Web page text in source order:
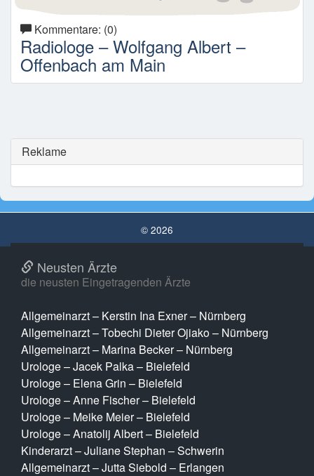
Kommentare: (0)
Radiologe – Wolfgang Albert –
Offenbach am Main
Reklame
© 2026
Neusten Ärzte
die neusten Eingetragenden Ärzte
Allgemeinarzt – Kerstin Ina Exner – Nürnberg
Allgemeinarzt – Tobechi Dieter Ojiako – Nürnberg
Allgemeinarzt – Marina Becker – Nürnberg
Urologe – Jacek Palka – Bielefeld
Urologe – Elena Grin – Bielefeld
Urologe – Anne Fischer – Bielefeld
Urologe – Meike Meier – Bielefeld
Urologe – Anatolij Albert – Bielefeld
Kinderarzt – Juliane Stephan – Schwerin
Allgemeinarzt – Jutta Siebold – Erlangen